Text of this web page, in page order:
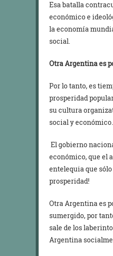
Esa batalla
económico e
la economía
social.
Otra Argentina es
Por lo tanto, es
prosperidad
su cultura
social y económico.
El gobierno
económico, que el
entelequia que
prosperidad!
Otra Argentina es
sumergido, por
sale de los
Argentina